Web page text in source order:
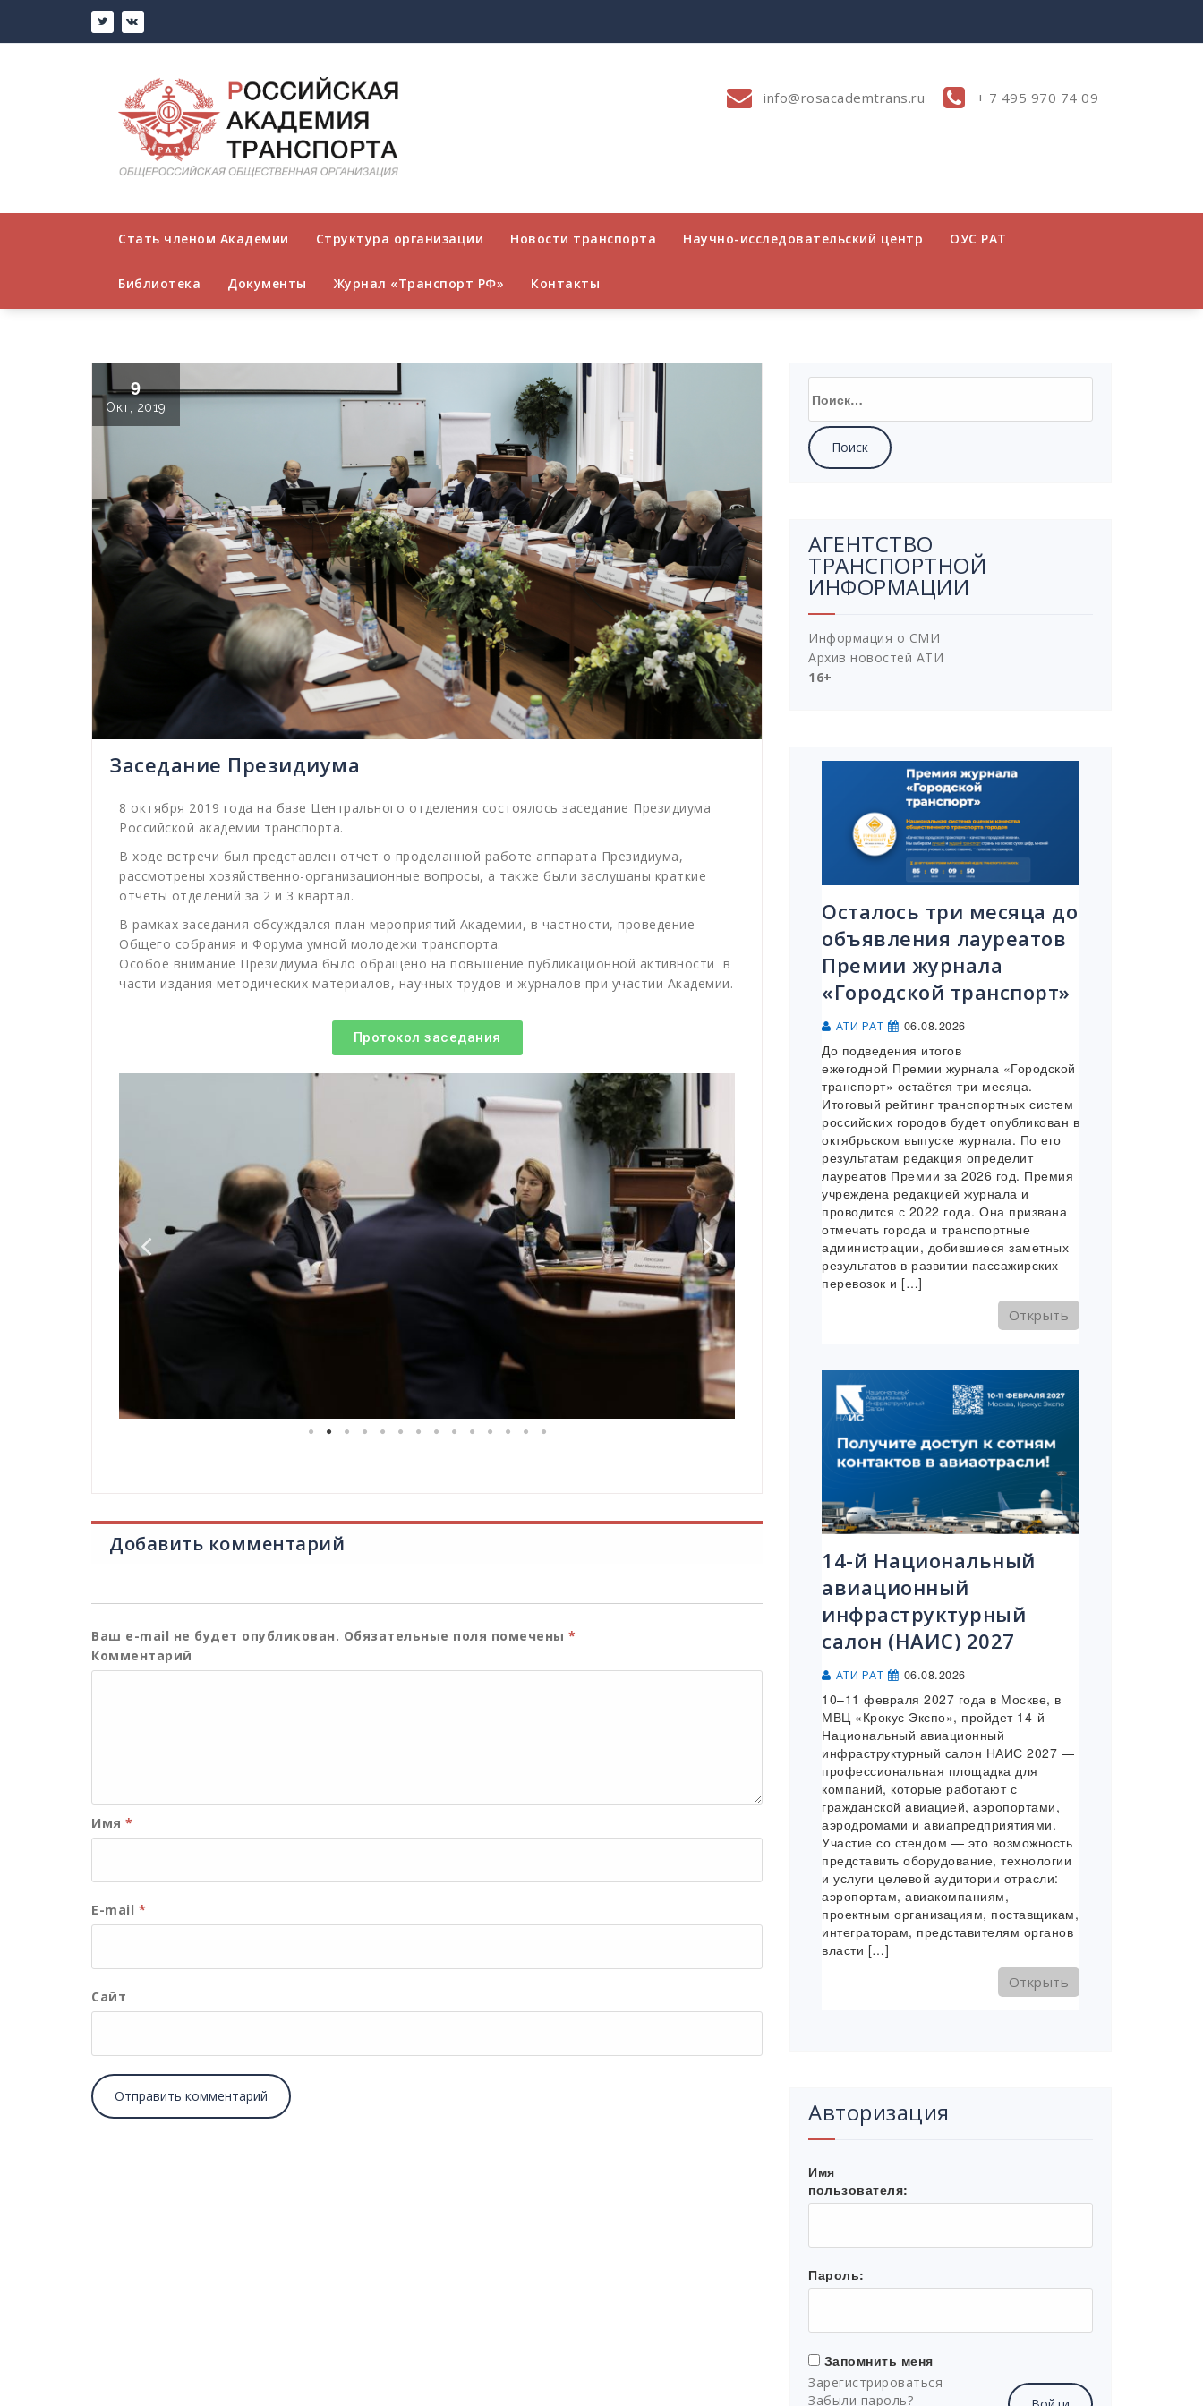
info@rosacademtrans.ru + 7 495 970 74 09
Стать членом Академии Структура организации Новости транспорта Научно-исследовательский центр ОУС РАТ
Библиотека Документы Журнал «Транспорт РФ» Контакты
9
Окт, 2019
Заседание Президиума
8 октября 2019 года на базе Центрального отделения состоялось заседание Президиума
Российской академии транспорта.
В ходе встречи был представлен отчет о проделанной работе аппарата Президиума,
рассмотрены хозяйственно-организационные вопросы, а также были заслушаны краткие
отчеты отделений за 2 и 3 квартал.
В рамках заседания обсуждался план мероприятий Академии, в частности, проведение
Общего собрания и Форума умной молодежи транспорта.
Особое внимание Президиума было обращено на повышение публикационной активности в
части издания методических материалов, научных трудов и журналов при участии Академии.
Протокол заседания
Добавить комментарий
Ваш e-mail не будет опубликован. Обязательные поля помечены *
Комментарий
Имя *
E-mail *
Сайт
АГЕНТСТВО
ТРАНСПОРТНОЙ
ИНФОРМАЦИИ
Информация о СМИ
Архив новостей АТИ
16+
Осталось три месяца до
объявления лауреатов
Премии журнала
«Городской транспорт»
АТИ РАТ 06.08.2026
До подведения итогов
ежегодной Премии журнала «Городской
транспорт» остаётся три месяца.
Итоговый рейтинг транспортных систем
российских городов будет опубликован в
октябрьском выпуске журнала. По его
результатам редакция определит
лауреатов Премии за 2026 год. Премия
учреждена редакцией журнала и
проводится с 2022 года. Она призвана
отмечать города и транспортные
администрации, добившиеся заметных
результатов в развитии пассажирских
перевозок и […]
Открыть
14-й Национальный
авиационный
инфраструктурный
салон (НАИС) 2027
АТИ РАТ 06.08.2026
10–11 февраля 2027 года в Москве, в
МВЦ «Крокус Экспо», пройдет 14-й
Национальный авиационный
инфраструктурный салон НАИС 2027 —
профессиональная площадка для
компаний, которые работают с
гражданской авиацией, аэропортами,
аэродромами и авиапредприятиями.
Участие со стендом — это возможность
представить оборудование, технологии
и услуги целевой аудитории отрасли:
аэропортам, авиакомпаниям,
проектным организациям, поставщикам,
интеграторам, представителям органов
власти […]
Открыть
Авторизация
Имя
пользователя:
Пароль:
Запомнить меня
Зарегистрироваться
Забыли пароль?